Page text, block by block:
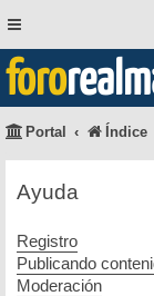
foro
Portal Índice
Ayuda
Registro
Publicando
Moderación